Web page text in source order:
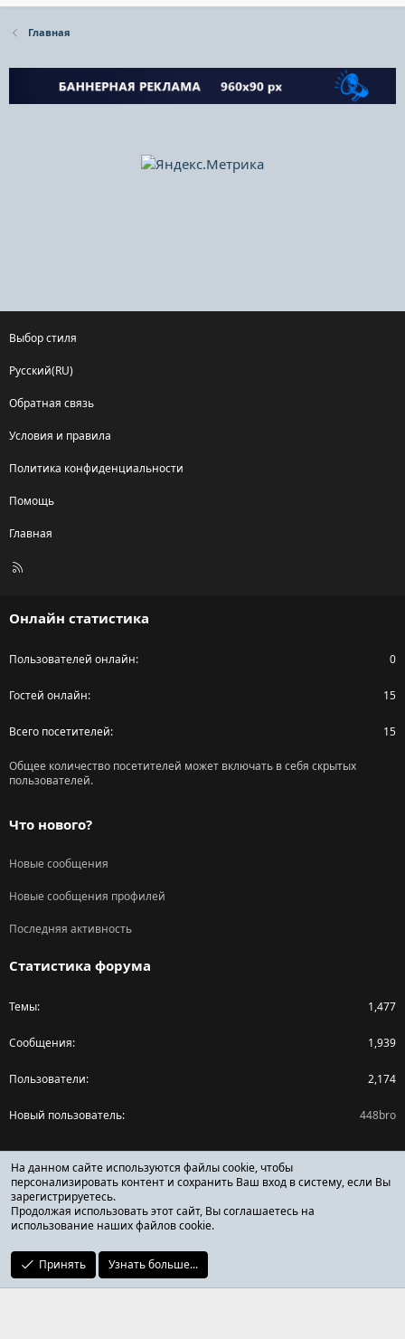
Главная
Выбор стиля
Русский(RU)
Обратная связь
Условия и правила
Политика конфиденциальности
Помощь
Главная
R
Онлайн статистика
Пользователей онлайн 0
Гостей онлайн 15
Всего посетителей 15
Общее количество посетителей может включать в себя скрытых
пользователей.
Что нового?
Новые сообщения
Новые сообщения профилей
Последняя активность
Статистика форума
Темы 1,477
Сообщения 1,939
Пользователи 2,174
Новый пользователь 448bro
Поделиться страницей
Facebook
X (Twitter)
Reddit
ОТЗЫВЫ ОНЛАЙН ФОРУМ
На данном сайте используются файлы cookie, чтобы
персонализировать контент и сохранить Ваш вход в систему, если Вы
зарегистрируетесь.
Продолжая использовать этот сайт, Вы соглашаетесь на
использование наших файлов cookie.
Принять Узнать больше...